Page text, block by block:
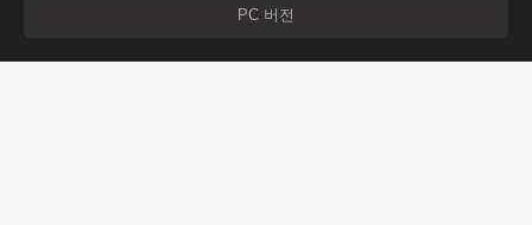
PC 버전